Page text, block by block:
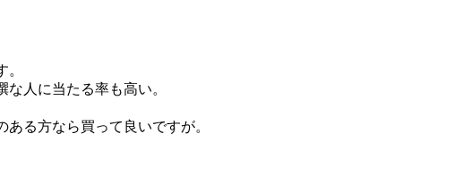
人に当たる率も高い。
る方なら買って良いですが。